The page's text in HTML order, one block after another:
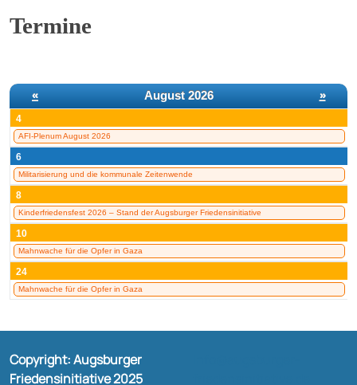
Termine
« August 2026 »
4
AFI-Plenum August 2026
6
Militarisierung und die kommunale Zeitenwende
8
Kinderfriedensfest 2026 – Stand der Augsburger Friedensinitiative
10
Mahnwache für die Opfer in Gaza
24
Mahnwache für die Opfer in Gaza
Copyright: Augsburger
Friedensinitiative 2025